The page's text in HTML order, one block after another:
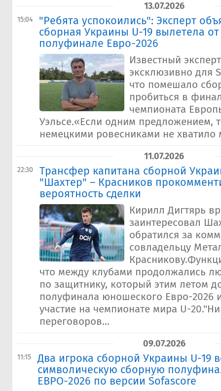
13.07.2026
15:04
"Ребята успокоились": Эксперт
сборная Украины U-19 вылетела
полуфинале Евро-2026
Известный
эксклюзивно для
что помешало
пробиться в
чемпионата
Уэльсе.«Если одним предложением,
немецкими ровесниками не хватило
11.07.2026
22:30
Трансфер капитана сборной
"Шахтер" – Красников
вероятность сделки
Кирилл Дигтярь
заинтересовал
обратился за
совладельцу
что между клубами продолжались
по защитнику, который этим летом
полуфинала юношеского Евро-2026
участие на чемпионате мира U-
переговоров...
09.07.2026
11:15
Два игрока сборной Украины U-19
символическую сборную
ЕВРО-2026 по версии Sofascore